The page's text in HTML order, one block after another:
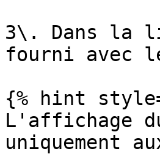
3\. Dans la
fourni avec
{% hint
L'affichage
uniquement